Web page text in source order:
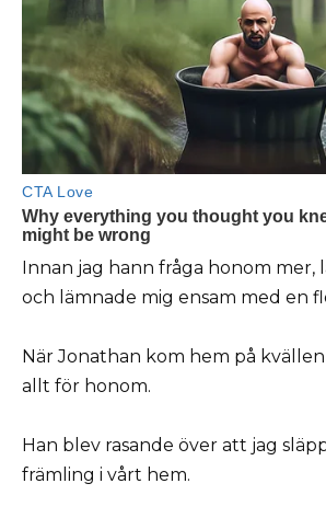
Innan jag hann fråga honom mer,
och lämnade mig ensam med en
När Jonathan kom hem på
allt för honom.
Han blev rasande över att jag
främling i vårt hem.